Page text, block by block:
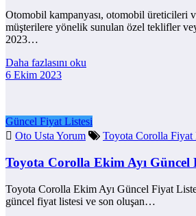
Otomobil kampanyası, otomobil üreticileri
müşterilere yönelik sunulan özel teklifler
2023…
Daha fazlasını oku
6 Ekim 2023
Güncel Fiyat Listesi
Oto Usta Yorum
Toyota Corolla Fiyat
Toyota Corolla Ekim Ayı Güncel
Toyota Corolla Ekim Ayı Güncel Fiyat
güncel fiyat listesi ve son oluşan…